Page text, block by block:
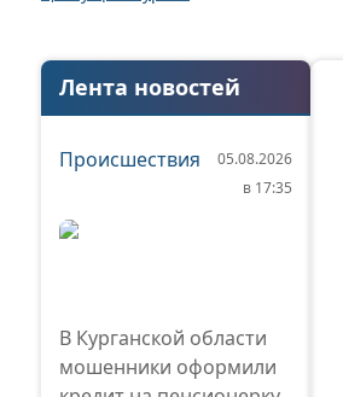
Лента новостей
Происшествия
05.08.2026
в 17:35
В Курганской области
мошенники оформили